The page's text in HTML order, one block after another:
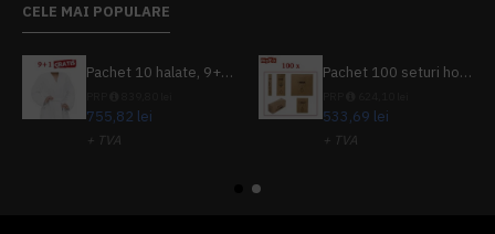
CELE MAI POPULARE
Pachet 10 halate, 9+1 gratuit
755,82 lei
+ TVA
Pachet 100 seturi hoteliere, set dentar, set barbierit, casca de dus, pila unghii, set cusut
533,69 lei
+ TVA